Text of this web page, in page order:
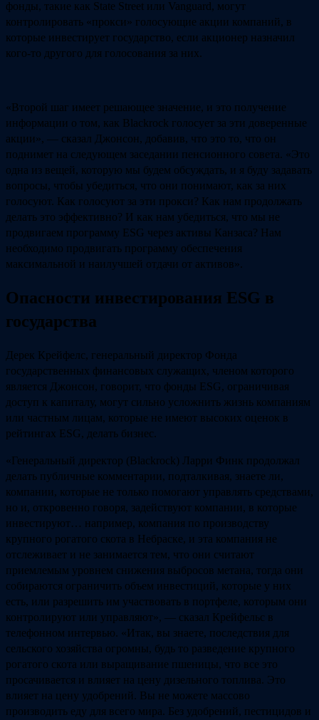
фонды, такие как State Street или Vanguard, могут
контролировать «прокси» голосующие акции компаний, в
которые инвестирует государство, если акционер назначил
кого-то другого для голосования за них.
«Второй шаг имеет решающее значение, и это получение
информации о том, как Blackrock голосует за эти доверенные
акции», — сказал Джонсон, добавив, что это то, что он
поднимет на следующем заседании пенсионного совета. «Это
одна из вещей, которую мы будем обсуждать, и я буду задавать
вопросы, чтобы убедиться, что они понимают, как за них
голосуют. Как голосуют за эти прокси? Как нам продолжать
делать это эффективно? И как нам убедиться, что мы не
продвигаем программу ESG через активы Канзаса? Нам
необходимо продвигать программу обеспечения
максимальной и наилучшей отдачи от активов».
Опасности инвестирования ESG в
государства
Дерек Крейфелс, генеральный директор Фонда
государственных финансовых служащих, членом которого
является Джонсон, говорит, что фонды ESG, ограничивая
доступ к капиталу, могут сильно усложнить жизнь компаниям
или частным лицам, которые не имеют высоких оценок в
рейтингах ESG, делать бизнес.
«Генеральный директор (Blackrock) Ларри Финк продолжал
делать публичные комментарии, подталкивая, знаете ли,
компании, которые не только помогают управлять средствами,
но и, откровенно говоря, задействуют компании, в которые
инвестируют… например, компания по производству
крупного рогатого скота в Небраске, и эта компания не
отслеживает и не занимается тем, что они считают
приемлемым уровнем снижения выбросов метана, тогда они
собираются ограничить объем инвестиций, которые у них
есть, или разрешить им участвовать в портфеле, которым они
контролируют или управляют», — сказал Крейфельс в
телефонном интервью. «Итак, вы знаете, последствия для
сельского хозяйства огромны, будь то разведение крупного
рогатого скота или выращивание пшеницы, что все это
просачивается и влияет на цену дизельного топлива. Это
влияет на цену удобрений. Вы не можете массово
производить еду для всего мира. Без удобрений, пестицидов и